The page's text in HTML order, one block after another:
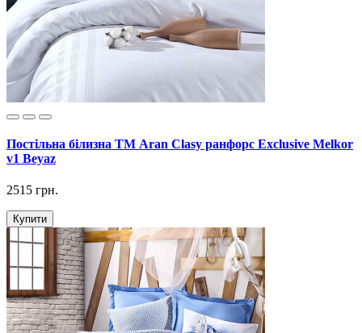
Постільна білизна ТМ Aran Clasy ранфорс Exclusive Melkor
v1 Beyaz
2515 грн.
Купити